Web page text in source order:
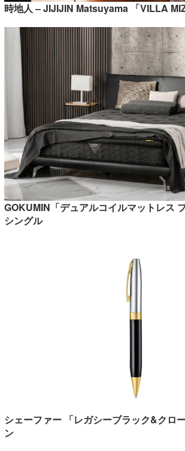
時地人 – JIJIJIN Matsuyama 「VILLA
GOKUMIN「デュアルコイルマットレス
シングル
シェーファー 「レガシーブラック&クロ
ン